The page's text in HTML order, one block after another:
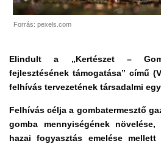
Forrás: pexels.com
Elindult a „Kertészet –
fejlesztésének támogatása” című
felhívás tervezetének társadalmi
Felhívás célja a gombatermesztő
gomba mennyiségének
hazai fogyasztás emelése